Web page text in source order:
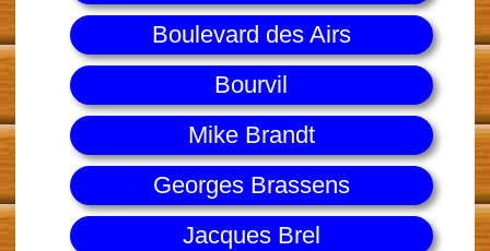
Boulevard des Airs
Bourvil
Mike Brandt
Georges Brassens
Jacques Brel